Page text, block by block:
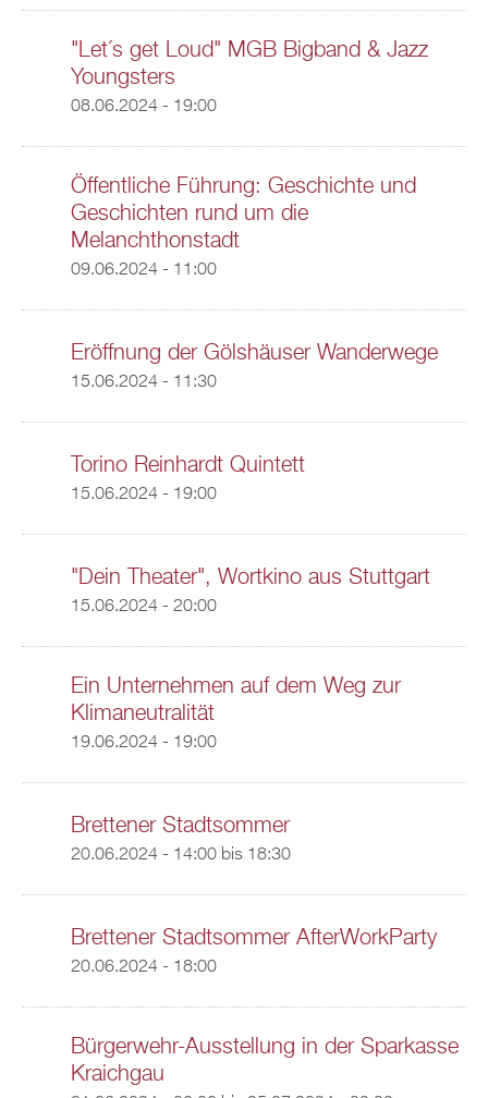
"Let´s get Loud" MGB Bigband & Jazz
Youngsters
08.06.2024 - 19:00
Öffentliche Führung: Geschichte und
Geschichten rund um die
Melanchthonstadt
09.06.2024 - 11:00
Eröffnung der Gölshäuser Wanderwege
15.06.2024 - 11:30
Torino Reinhardt Quintett
15.06.2024 - 19:00
"Dein Theater", Wortkino aus Stuttgart
15.06.2024 - 20:00
Ein Unternehmen auf dem Weg zur
Klimaneutralität
19.06.2024 - 19:00
Brettener Stadtsommer
20.06.2024 - 14:00bis 18:30
Brettener Stadtsommer AfterWorkParty
20.06.2024 - 18:00
Bürgerwehr-Ausstellung in der Sparkasse
Kraichgau